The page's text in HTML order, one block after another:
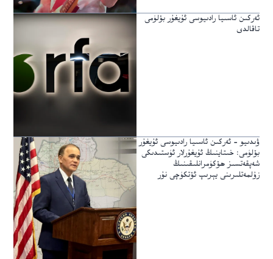
ئەركىن ئاسىيا رادىيوسى ئۇيغۇر بۆلۈمى
تاقالدى
ۋىدىيو – ئەركىن ئاسىيا رادىيوسى ئۇيغۇر
بۆلۈمى: خىتاينىڭ ئۇيغۇرلار ئۈستىدىكى
شەپقەتسىز ھۆكۈمرانلىقىنىڭ
زۇلمەتلىرىنى يېرىپ ئۆتكۈچى نۇر